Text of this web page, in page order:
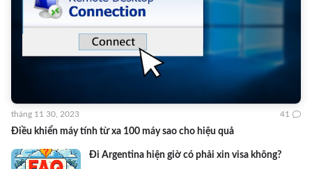
Điều khiển máy tính từ xa 100 máy sao cho hiệu quả
tháng 11 30, 2023 41
Đi Argentina hiện giờ có phải xin visa không?